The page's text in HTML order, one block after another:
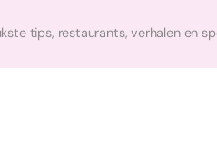
tips, restaurants, verhalen en